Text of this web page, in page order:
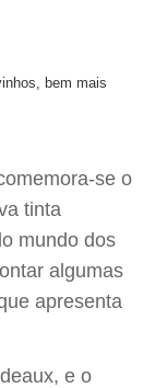
bem mais
se o
tinta
mundo dos
algumas
apresenta
e o